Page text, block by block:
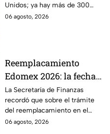
Unidos; ya hay más de 300
enfermos en 27 estados.
06 agosto, 2026
Reemplacamiento
Edomex 2026: la fecha
límite para obtener el
100% de descuento
La Secretaría de Finanzas
recordó que sobre el trámite
del reemplacamiento en el
Edomex, ¿hasta cuándo se
06 agosto, 2026